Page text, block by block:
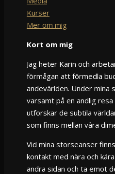
Kurser
Mer om mig
Kort om mig
Jag heter Karin och
förmågan att förmedla
andevärlden. Under mina
varsamt på en andlig
utforskar de subtila
som finns mellan våra
Vid mina storseanser
kontakt med nära och
andra sidan och ta emot